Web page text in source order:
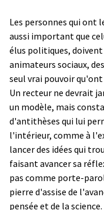
Les personnes qui ont
aussi important que
élus politiques,
animateurs sociaux,
seul vrai pouvoir qu'ont
Un recteur ne devrait
un modèle, mais
d'antithèses qui lui
l'intérieur, comme à
lancer des idées qui
faisant avancer sa
pas comme porte-
pierre d'assise de
pensée et de la